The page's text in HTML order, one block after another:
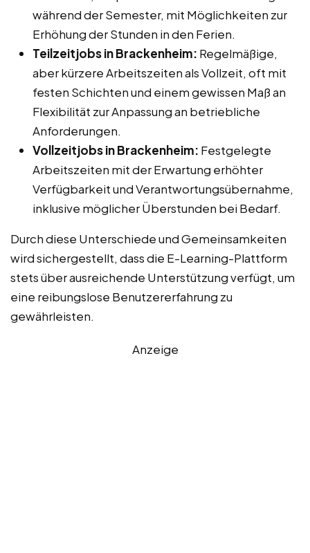
während der Semester, mit Möglichkeiten zur
Erhöhung der Stunden in den Ferien.
Teilzeitjobs in Brackenheim: Regelmäßige,
aber kürzere Arbeitszeiten als Vollzeit, oft mit
festen Schichten und einem gewissen Maß an
Flexibilität zur Anpassung an betriebliche
Anforderungen.
Vollzeitjobs in Brackenheim: Festgelegte
Arbeitszeiten mit der Erwartung erhöhter
Verfügbarkeit und Verantwortungsübernahme,
inklusive möglicher Überstunden bei Bedarf.
Durch diese Unterschiede und Gemeinsamkeiten
wird sichergestellt, dass die E-Learning-Plattform
stets über ausreichende Unterstützung verfügt, um
eine reibungslose Benutzererfahrung zu
gewährleisten.
Anzeige